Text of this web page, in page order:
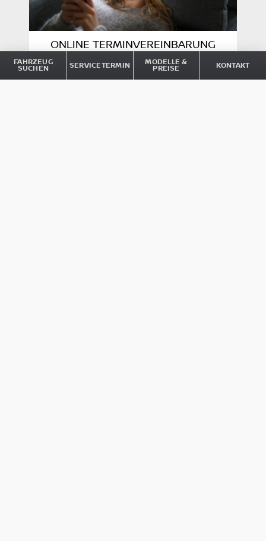
ONLINE TERMINVEREINBARUNG
Transparent, übersichtlich, aus
FAHRZEUG
SUCHEN SERVICETERMIN MODELLE &
PREISE KONTAKT